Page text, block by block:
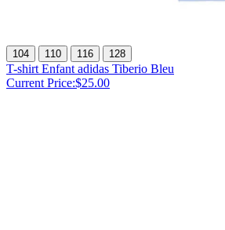
104 110 116 128
T-shirt Enfant adidas Tiberio Bleu
Current Price:$25.00